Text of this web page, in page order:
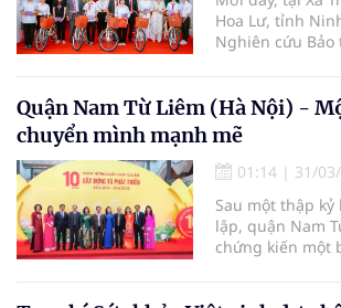
Hoa Lư, tỉnh
Nghiên cứu Bảo
dược học cổ
Nghiên cứu
Nam Á – Việt
các cơ quan
Giáp Thìn
Đền thờ Vua
làm từ thiện tại
Quận Nam Từ Liêm (Hà Nội) -
chuyển mình mạnh mẽ
01:14 | 31/
Sau một thập
lập, quận Nam
chứng kiến một